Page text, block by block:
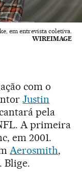
em entrevista coletiva.
WIREIMAGE
com o
Justin
pela
A primeira
em 2001.
Aerosmith,
Blige.